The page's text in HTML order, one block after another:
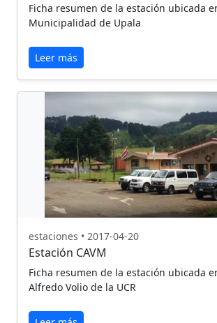
Ficha resumen de la estación ubicada
Municipalidad de Upala
Leer más
estaciones • 2017-04-20
Estación CAVM
Ficha resumen de la estación ubicada
Alfredo Volio de la UCR